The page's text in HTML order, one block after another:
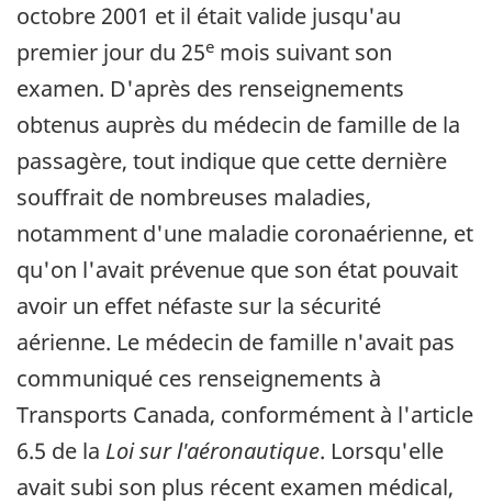
octobre 2001 et il était valide jusqu'au
premier jour du 25e mois suivant son
examen. D'après des renseignements
obtenus auprès du médecin de famille de la
passagère, tout indique que cette dernière
souffrait de nombreuses maladies,
notamment d'une maladie coronaérienne, et
qu'on l'avait prévenue que son état pouvait
avoir un effet néfaste sur la sécurité
aérienne. Le médecin de famille n'avait pas
communiqué ces renseignements à
Transports Canada, conformément à l'article
6.5 de la Loi sur l'aéronautique. Lorsqu'elle
avait subi son plus récent examen médical,